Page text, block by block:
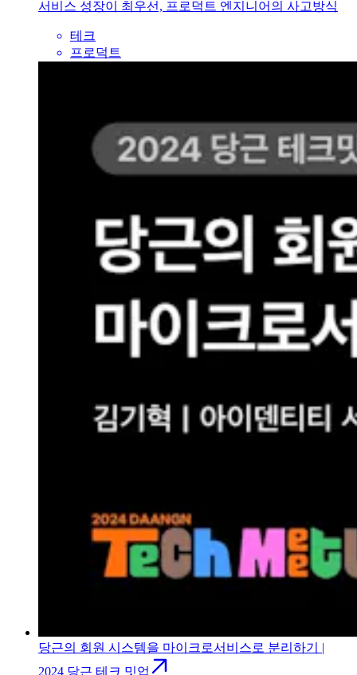
서비스 성장이 최우선, 프로덕트 엔지니어의 사고방식
테크
프로덕트
당근의 회원 시스템을 마이크로서비스로 분리하기 |
2024 당근 테크 밋업